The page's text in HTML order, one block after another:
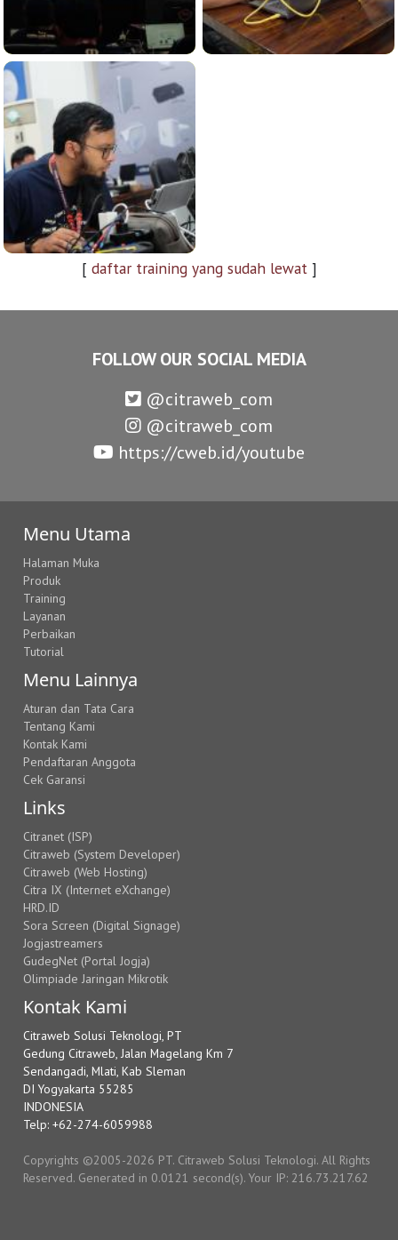
[ daftar training yang sudah lewat]
FOLLOW OUR SOCIAL MEDIA
@citraweb_com
@citraweb_com
https://cweb.id/youtube
Menu Utama
Halaman Muka
Produk
Training
Layanan
Perbaikan
Tutorial
Menu Lainnya
Aturan dan Tata Cara
Tentang Kami
Kontak Kami
Pendaftaran Anggota
Cek Garansi
Links
Citranet (ISP)
Citraweb (System Developer)
Citraweb (Web Hosting)
Citra IX (Internet eXchange)
HRD.ID
Sora Screen (Digital Signage)
Jogjastreamers
GudegNet (Portal Jogja)
Olimpiade Jaringan Mikrotik
Kontak Kami
Citraweb Solusi Teknologi, PT
Gedung Citraweb, Jalan Magelang Km 7
Sendangadi, Mlati, Kab Sleman
DI Yogyakarta 55285
INDONESIA
Telp: +62-274-6059988
Copyrights ©2005-2026 PT. Citraweb Solusi Teknologi. All Rights
Reserved. Generated in 0.0121 second(s). Your IP: 216.73.217.62